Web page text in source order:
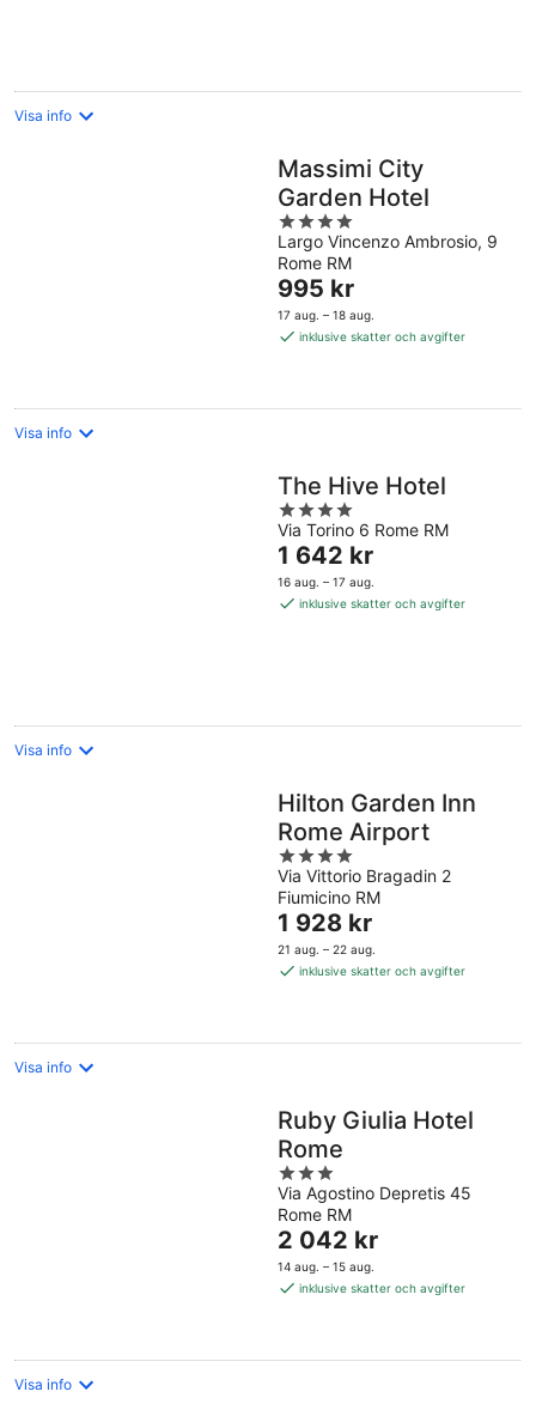
Visa info
Massimi City
Garden Hotel
4
out
of
5
Largo Vincenzo Ambrosio, 9
Rome RM
Priset
är
995 kr
995 kr
17 aug. – 18 aug.
inklusive skatter och avgifter
Visa info
The Hive Hotel
4
out
of
5
Via Torino 6 Rome RM
Priset
är
1 642 kr
1 642 kr
16 aug. – 17 aug.
inklusive skatter och avgifter
Visa info
Hilton Garden Inn
Rome Airport
4
out
of
5
Via Vittorio Bragadin 2
Fiumicino RM
Priset
är
1 928 kr
1 928 kr
21 aug. – 22 aug.
inklusive skatter och avgifter
Visa info
Ruby Giulia Hotel
Rome
3
out
of
5
Via Agostino Depretis 45
Rome RM
Priset
är
2 042 kr
2 042 kr
14 aug. – 15 aug.
inklusive skatter och avgifter
Visa info